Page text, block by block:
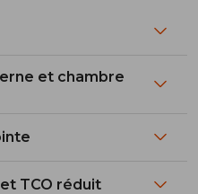
et chambre
TCO réduit